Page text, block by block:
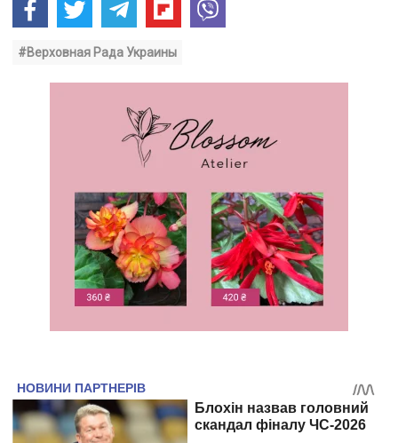
#Верховная Рада Украины